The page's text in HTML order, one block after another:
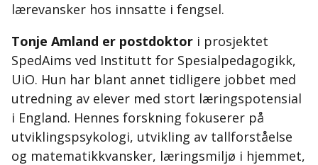
lærevansker hos innsatte i fengsel.
Tonje Amland er postdoktor i prosjektet
SpedAims ved Institutt for Spesialpedagogikk,
UiO. Hun har blant annet tidligere jobbet med
utredning av elever med stort læringspotensial
i England. Hennes forskning fokuserer på
utviklingspsykologi, utvikling av tallforståelse
og matematikkvansker, læringsmiljø i hjemmet,